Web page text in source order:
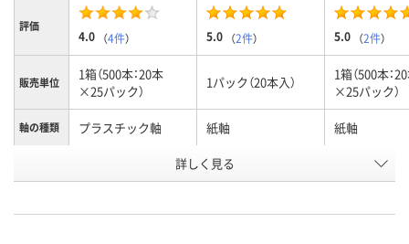
評価
4.0 （4件） 5.0 （2件） 5.0 （2件）
販売単位
1箱（500本：20本
×25パック）
1パック（20本入）
1箱（500本：
×25パック）
軸の種類 プラスチック軸 紙軸 紙軸
410869
詳しく見る